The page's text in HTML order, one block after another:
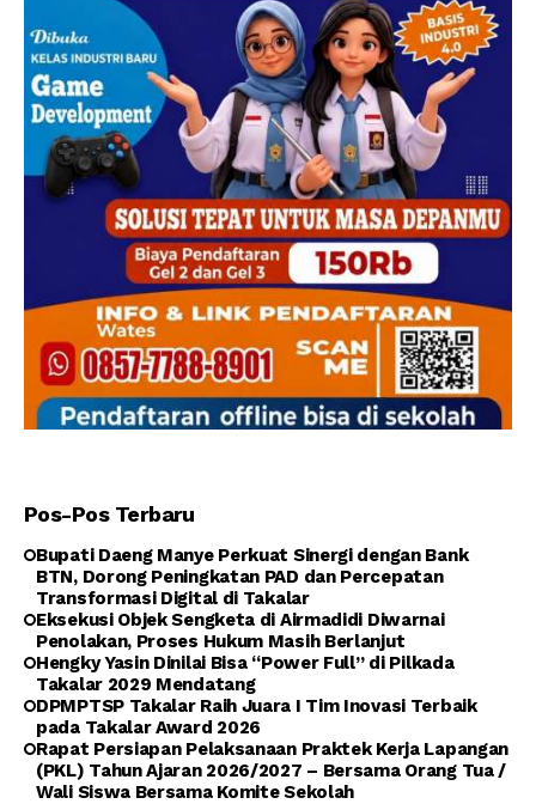
Pos-Pos Terbaru
Bupati Daeng Manye Perkuat Sinergi dengan Bank
BTN, Dorong Peningkatan PAD dan Percepatan
Transformasi Digital di Takalar
Eksekusi Objek Sengketa di Airmadidi Diwarnai
Penolakan, Proses Hukum Masih Berlanjut
Hengky Yasin Dinilai Bisa “Power Full” di Pilkada
Takalar 2029 Mendatang
DPMPTSP Takalar Raih Juara I Tim Inovasi Terbaik
pada Takalar Award 2026
Rapat Persiapan Pelaksanaan Praktek Kerja Lapangan
(PKL) Tahun Ajaran 2026/2027 – Bersama Orang Tua /
Wali Siswa Bersama Komite Sekolah